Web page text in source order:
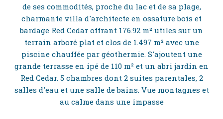
de ses commodités, proche du lac et de sa plage,
charmante villa d'architecte en ossature bois et
bardage Red Cedar offrant 176.92 m² utiles sur un
terrain arboré plat et clos de 1.497 m² avec une
piscine chauffée par géothermie. S'ajoutent une
grande terrasse en ipé de 110 m² et un abri jardin en
Red Cedar. 5 chambres dont 2 suites parentales, 2
salles d'eau et une salle de bains. Vue montagnes et
au calme dans une impasse